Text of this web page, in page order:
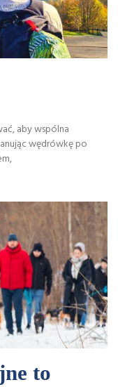
aby wspólna
wędrówkę po
to